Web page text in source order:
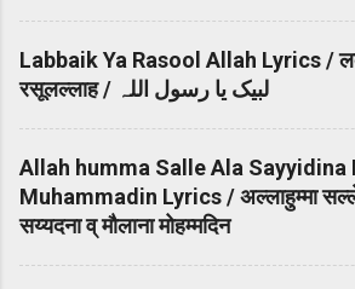
Labbaik Ya Rasool Allah Lyrics /
रसूलल्लाह / لبیک یا رسول اللہ
Allah humma Salle Ala Sayyidina
Muhammadin Lyrics / अल्लाहुम्मा
सय्यदना व् मौलाना मोहम्मदिन